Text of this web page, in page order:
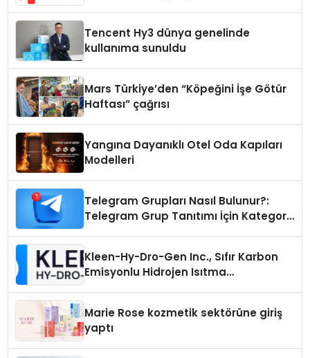
Tencent Hy3 dünya genelinde
kullanıma sunuldu
Mars Türkiye’den “Köpeğini İşe Götür
Haftası” çağrısı
Yangına Dayanıklı Otel Oda Kapıları
Modelleri
Telegram Grupları Nasıl Bulunur?:
Telegram Grup Tanıtımı İçin Kategori
Kleen-Hy-Dro-Gen Inc., Sıfır Karbon
Emisyonlu Hidrojen Isıtma
Marie Rose kozmetik sektörüne giriş
yaptı